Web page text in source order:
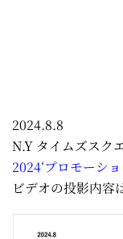
2024.8.8
N.Y タイムズスク
2024‘プロモーシ
ビデオの投影内容